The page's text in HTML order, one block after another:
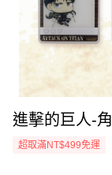
進擊的巨人-
超取滿NT$499免運